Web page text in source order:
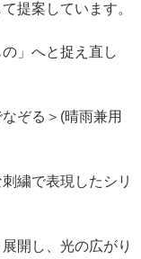
提案しています。
」へと捉え直し
ぞる＞(晴雨兼用
繍で表現したシリ
開し、光の広がり